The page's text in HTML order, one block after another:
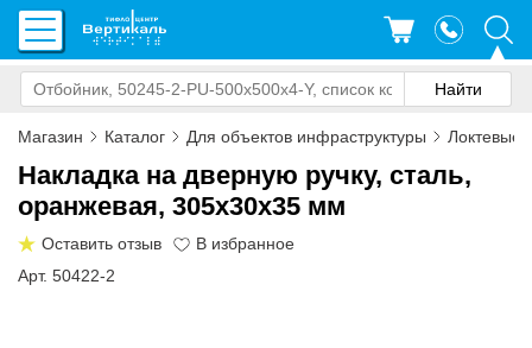
Магазин Каталог Для объектов инфраструктуры Локтевые
Накладка на дверную ручку, сталь,
оранжевая, 305х30х35 мм
Оставить отзыв
Арт. 50422-2